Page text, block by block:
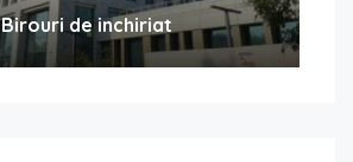
Birouri de inchiriat